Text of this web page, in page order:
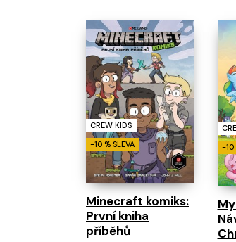
CREW KIDS
-10 % SLEVA
Minecraft komiks:
První kniha
příběhů
-10